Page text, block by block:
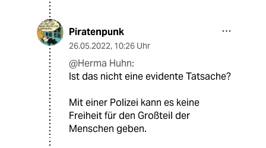
Piratenpunk
26.05.2022, 10:26 Uhr
@Herma Huhn:
Ist das nicht eine evidente Tatsache?
Mit einer Polizei kann es keine
Freiheit für den Großteil der
Menschen geben.